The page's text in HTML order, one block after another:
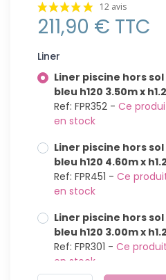
12 avis
211,90 € TTC
Liner
Liner piscine hors
bleu h120 3.50m x
Ref: FPR352 - Ce
en stock
Liner piscine hors
bleu h120 4.60m x
Ref: FPR451 - Ce
en stock
Liner piscine hors
bleu h120 3.00m x
Ref: FPR301 - Ce
en stock